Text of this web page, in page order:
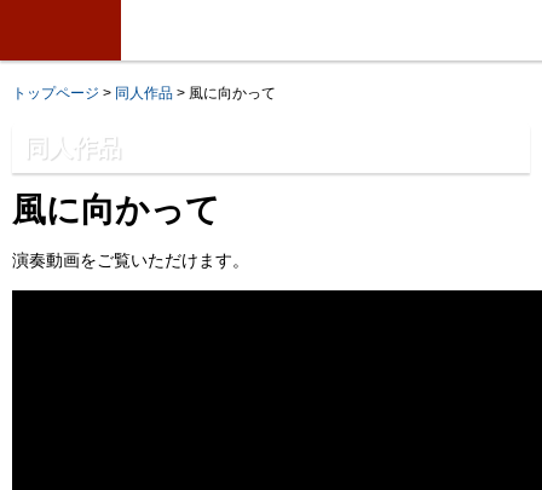
トップページ > 同人作品 > 風に向かって
同人作品
風に向かって
演奏動画をご覧いただけます。